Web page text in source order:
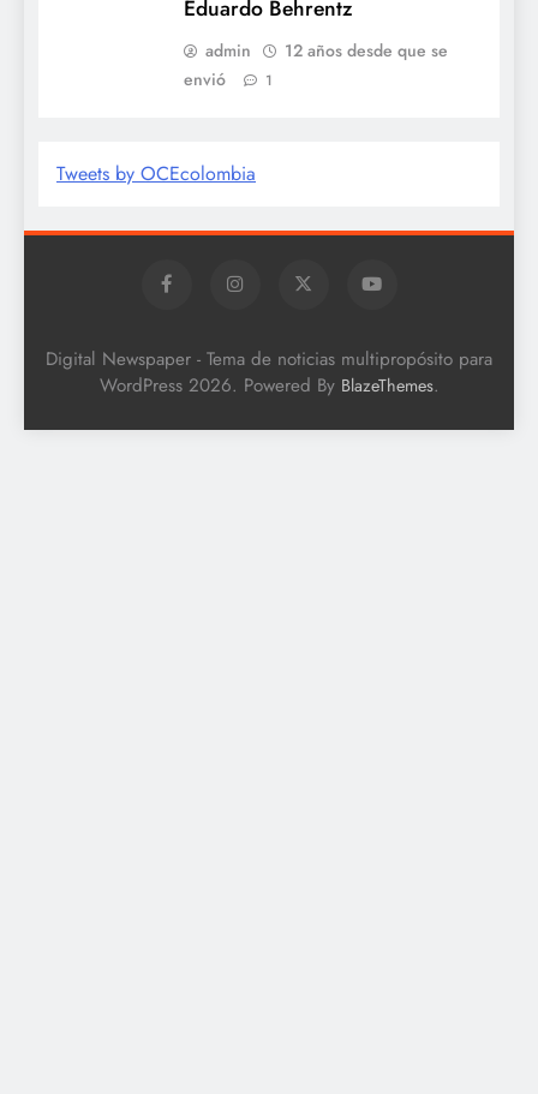
Eduardo Behrentz
admin
12 años desde que se
envió
1
Tweets by OCEcolombia
Digital Newspaper - Tema de noticias multipropósito para
WordPress 2026. Powered By BlazeThemes.